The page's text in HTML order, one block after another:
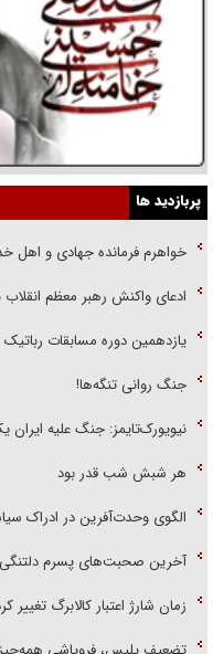
پربازدید ها
خواهرم فرمانده جهادی و اهل
ادعای واکنش رهبر معظم
یازدهمین دوره مسابقات
جنگ روانی تنگه‌ها!
نیویورک‌تایمز: جنگ علیه
هر شبش شب قدر بود
الگوی وحدت‌آفرین در ادراک
آخرین صحبت‌های پسرم دلتنگی
زمان شارژ اعتبار کالابرگ تغییر